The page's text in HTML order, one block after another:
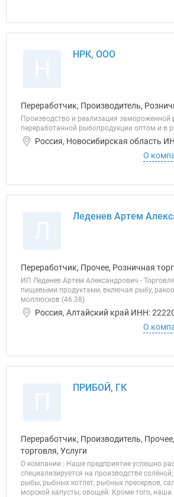
НРК, ООО
Переработчик, Производитель,
Производство и реализация замороженной
переработанной рыбопродукции оптом и в
Россия, Новосибирская область
О
Леденев Артем
Переработчик, Прочее, Розничная
ИП Леденев Артем Александрович -
пищевыми продуктами, включая рыбу,
моллюсков (46.38)
Россия, Алтайский край ИНН:
О
ПРИБОЙ, ГК
Переработчик, Производитель,
торговля, Услуги
О компании : Наше предприятие успешно
специализируется на производстве
рыбы, рыбных котлет, рыбных пресервов,
морской капусты, овощей. Кроме того, наша